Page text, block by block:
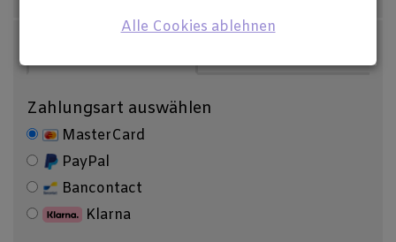
Zahlungsart auswählen
MasterCard
PayPal
Bancontact
Klarna
Alle Cookies ablehnen